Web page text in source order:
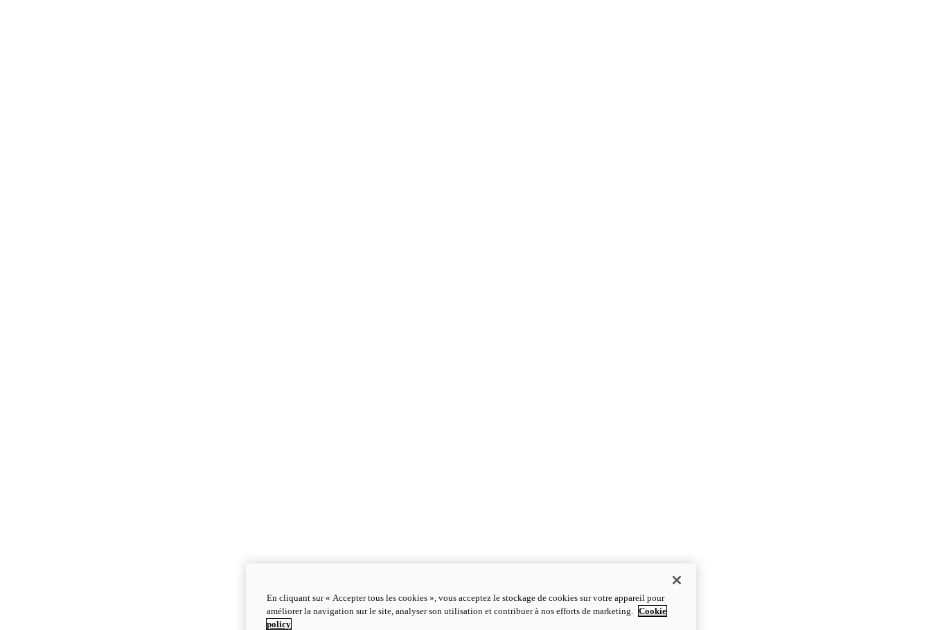
En cliquant sur « Accepter tous les cookies », vous acceptez le stockage de cookies sur votre appareil pour
améliorer la navigation sur le site, analyser son utilisation et contribuer à nos efforts de marketing. Cookie
policy